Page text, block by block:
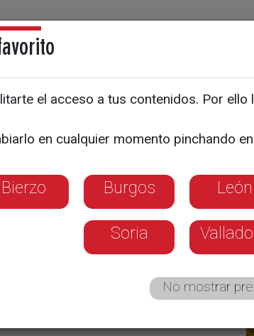
Noticias
el acceso a tus contenidos. Por
en cualquier momento pinchando
Bierzo Burgos León
Soria
No mostrar